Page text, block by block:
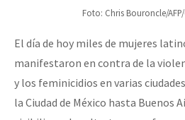
Foto: Chris Bouroncle/
El día de hoy miles de mujeres
manifestaron en contra de la
y los feminicidios en varias
la Ciudad de México hasta Buenos